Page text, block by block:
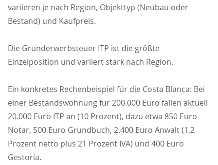
variieren je nach Region, Objekttyp (Neubau oder
Bestand) und Kaufpreis.
Die Grunderwerbsteuer ITP ist die größte
Einzelposition und variiert stark nach Region.
Ein konkretes Rechenbeispiel für die Costa Blanca: Bei
einer Bestandswohnung für 200.000 Euro fallen aktuell
20.000 Euro ITP an (10 Prozent), dazu etwa 850 Euro
Notar, 500 Euro Grundbuch, 2.400 Euro Anwalt (1,2
Prozent netto plus 21 Prozent IVA) und 400 Euro
Gestoría.